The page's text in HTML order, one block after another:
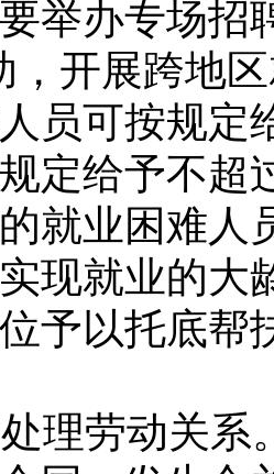
举办专场招
，开展跨地
员可按规定
定给予不超
就业困难人
现就业的大
予以托底帮
劳动关系